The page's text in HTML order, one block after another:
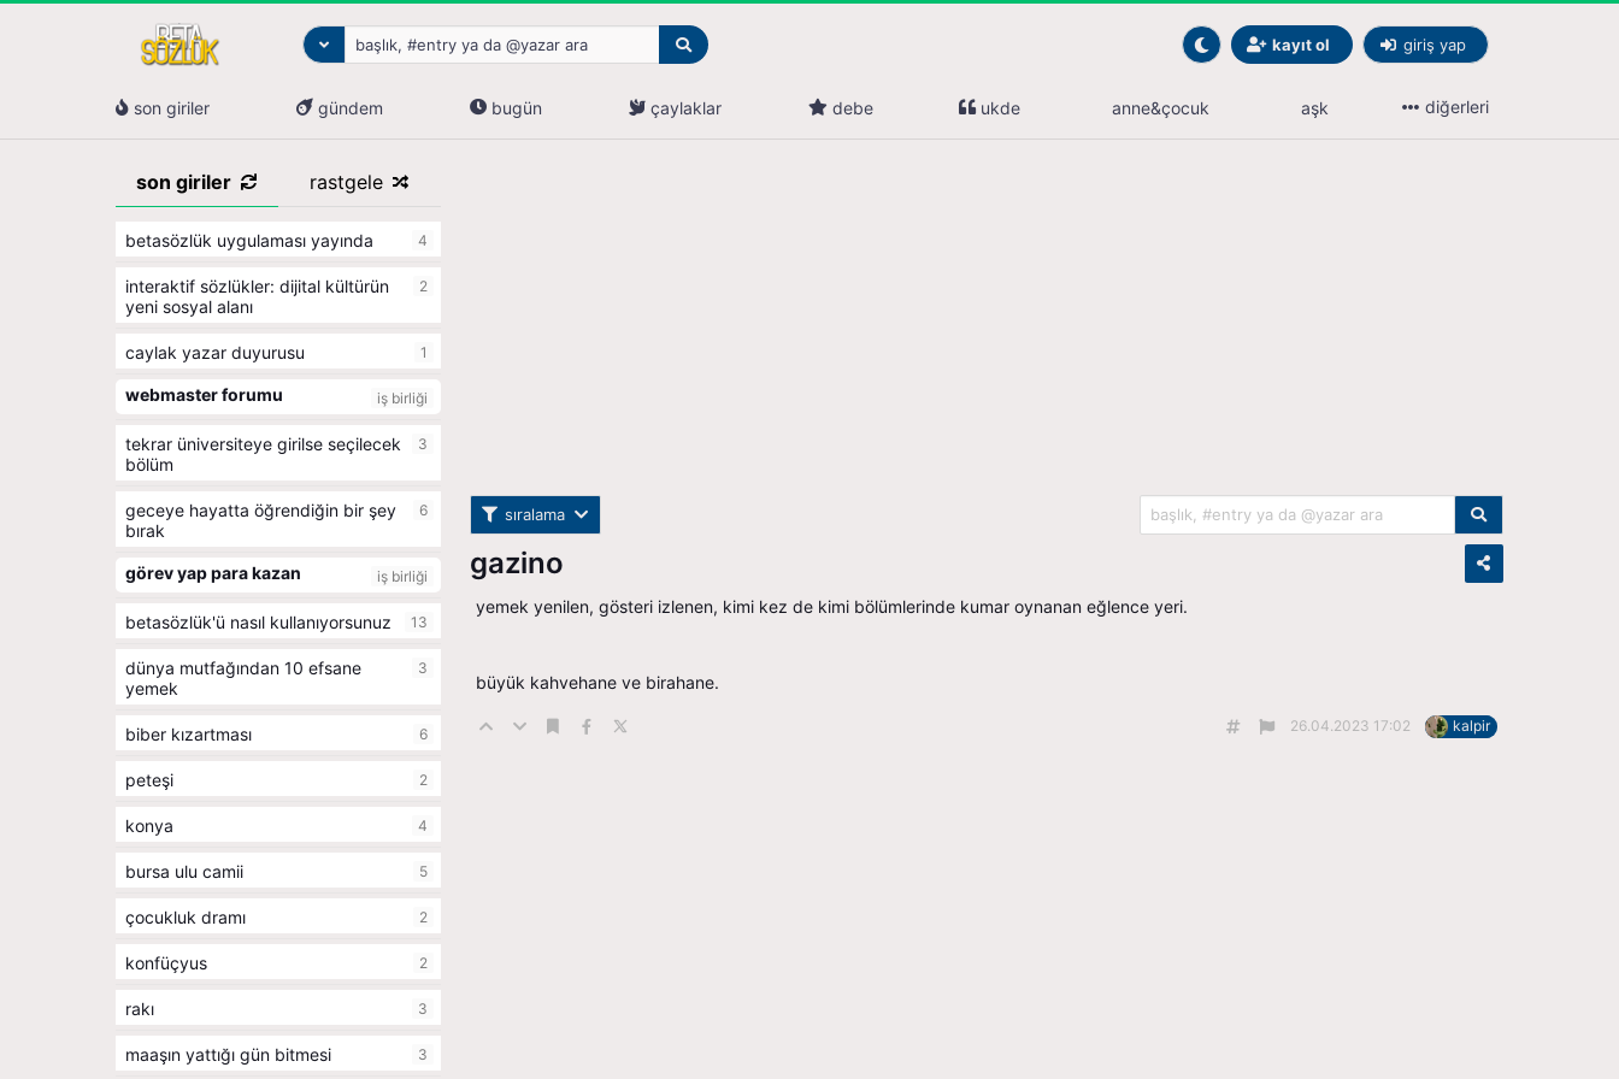
kayıt ol giriş yap
son giriler gündem bugün çaylaklar debe ukde anne&çocuk aşk diğerleri
son giriler rastgele
betasözlük uygulaması yayında 4
i̇nteraktif sözlükler: dijital kültürün
yeni sosyal alanı
2
caylak yazar duyurusu 1
webmaster forumu iş birliği
tekrar üniversiteye girilse seçilecek
bölüm
3
geceye hayatta öğrendiğin bir şey
bırak
6
görev yap para kazan iş birliği
betasözlük'ü nasıl kullanıyorsunuz 13
dünya mutfağından 10 efsane
yemek
3
biber kızartması 6
peteşi 2
konya 4
bursa ulu camii 5
çocukluk dramı 2
konfüçyus 2
rakı 3
maaşın yattığı gün bitmesi 3
sıralama
gazino
yemek yenilen, gösteri izlenen, kimi kez de kimi bölümlerinde kumar oynanan eğlence yeri.
büyük kahvehane ve birahane.
26.04.2023 17:02 kalpir